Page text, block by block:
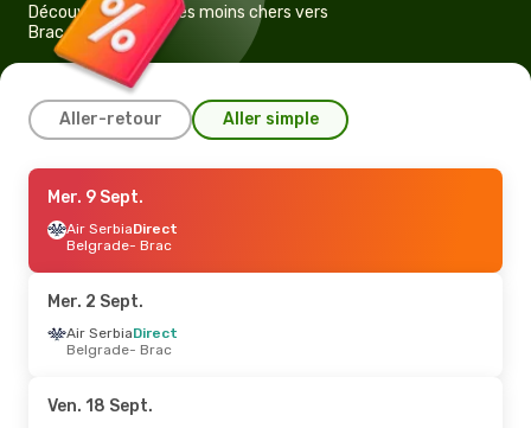
Découvrez les vols les moins chers vers
Brac
Aller-retour Aller simple
Ven. 28 Août
Croatia Airlines1 Escale
Paris- Brac
Brac- Paris
Ven. 11 Sept.- Mer. 16 Sept.
Croatia Airlines
Brac- Paris
Mer. 9 Sept.
Air SerbiaDirect
Belgrade- Brac
Mer. 2 Sept.
Air SerbiaDirect
Belgrade- Brac
Ven. 18 Sept.